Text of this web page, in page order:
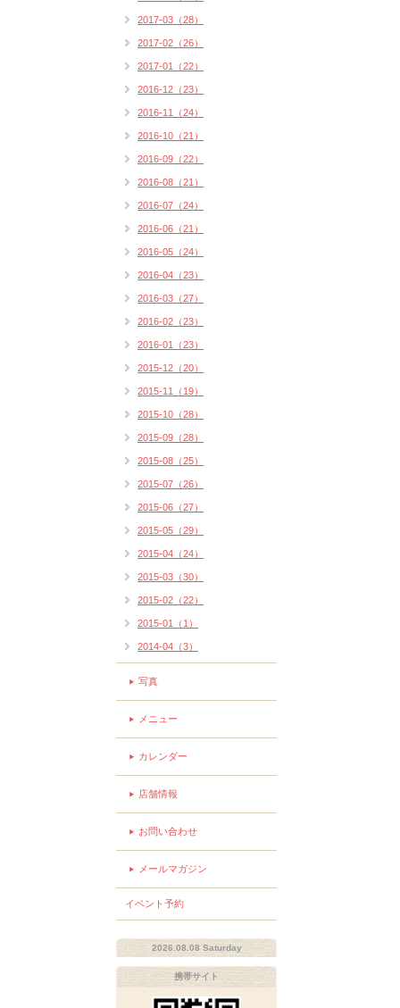
2017-03（28）
2017-02（26）
2017-01（22）
2016-12（23）
2016-11（24）
2016-10（21）
2016-09（22）
2016-08（21）
2016-07（24）
2016-06（21）
2016-05（24）
2016-04（23）
2016-03（27）
2016-02（23）
2016-01（23）
2015-12（20）
2015-11（19）
2015-10（28）
2015-09（28）
2015-08（25）
2015-07（26）
2015-06（27）
2015-05（29）
2015-04（24）
2015-03（30）
2015-02（22）
2015-01（1）
2014-04（3）
写真
メニュー
カレンダー
店舗情報
お問い合わせ
メールマガジン
イベント予約
2026.08.08 Saturday
携帯サイト